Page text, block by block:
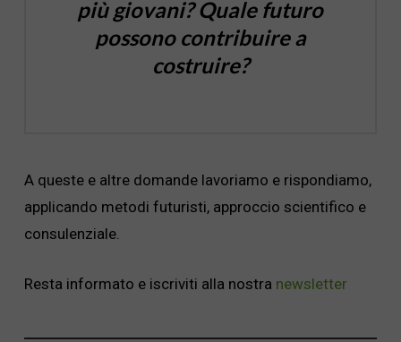
più giovani?Quale futuro
possono contribuire a
costruire?
A queste e altre domande lavoriamo e rispondiamo,
applicando metodi futuristi, approccio scientifico e
consulenziale.
Resta informato e iscriviti alla nostra newsletter